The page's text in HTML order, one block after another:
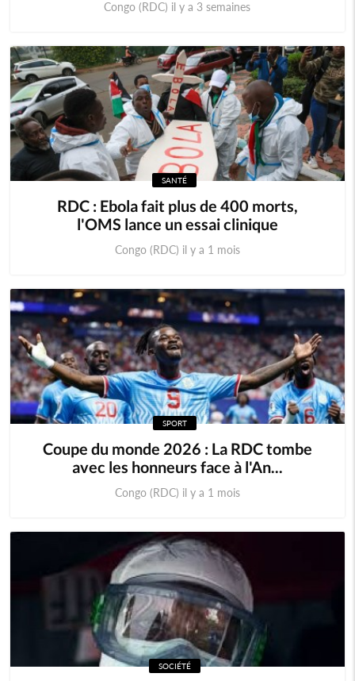
Congo (RDC) il y a 3 semaines
SANTÉ
RDC : Ebola fait plus de 400 morts,
l'OMS lance un essai clinique
Congo (RDC) il y a 1 mois
SPORT
Coupe du monde 2026 : La RDC tombe
avec les honneurs face à l'An...
Congo (RDC) il y a 1 mois
SOCIÉTÉ